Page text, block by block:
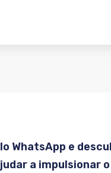
WhatsApp e
a impulsionar